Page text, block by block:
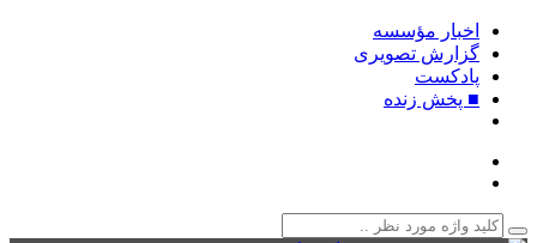
اخبار مؤسسه
گزارش تصویری
پادکست‌
■ پخش زنده